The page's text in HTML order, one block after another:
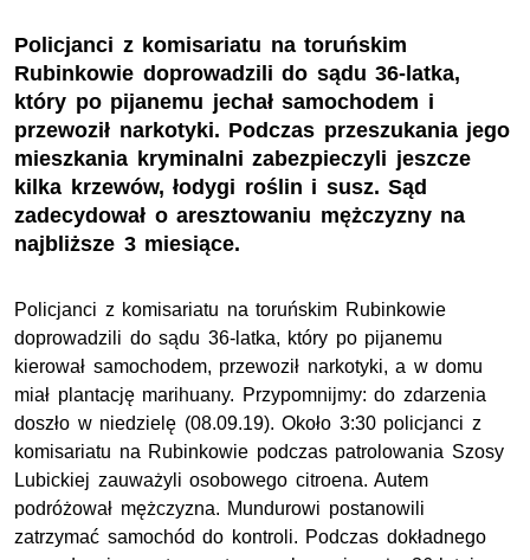
Policjanci z komisariatu na toruńskim
Rubinkowie doprowadzili do sądu 36-latka,
który po pijanemu jechał samochodem i
przewoził narkotyki. Podczas przeszukania jego
mieszkania kryminalni zabezpieczyli jeszcze
kilka krzewów, łodygi roślin i susz. Sąd
zadecydował o aresztowaniu mężczyzny na
najbliższe 3 miesiące.
Policjanci z komisariatu na toruńskim Rubinkowie
doprowadzili do sądu 36-latka, który po pijanemu
kierował samochodem, przewoził narkotyki, a w domu
miał plantację marihuany. Przypomnijmy: do zdarzenia
doszło w niedzielę (08.09.19). Około 3:30 policjanci z
komisariatu na Rubinkowie podczas patrolowania Szosy
Lubickiej zauważyli osobowego citroena. Autem
podróżował mężczyzna. Mundurowi postanowili
zatrzymać samochód do kontroli. Podczas dokładnego